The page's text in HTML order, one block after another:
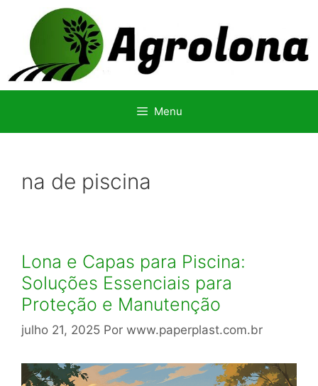
conteúdo
Menu
na de piscina
Lona e Capas para Piscina:
Soluções Essenciais para
Proteção e Manutenção
julho 21, 2025 Por www.paperplast.com.br